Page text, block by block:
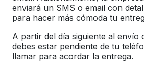
enviará un SMS o email con
para hacer más cómoda tu
A partir del día siguiente al envío
debes estar pendiente de tu
llamar para acordar la entrega.